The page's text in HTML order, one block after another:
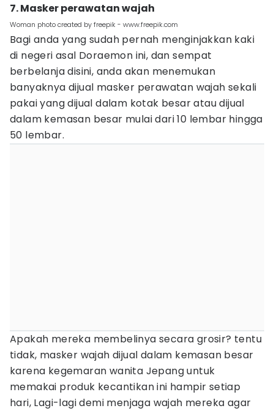
7. Masker perawatan wajah
Woman photo created by freepik - www.freepik.com
Bagi anda yang sudah pernah menginjakkan kaki
di negeri asal Doraemon ini, dan sempat
berbelanja disini, anda akan menemukan
banyaknya dijual masker perawatan wajah sekali
pakai yang dijual dalam kotak besar atau dijual
dalam kemasan besar mulai dari 10 lembar hingga
50 lembar.
Apakah mereka membelinya secara grosir? tentu
tidak, masker wajah dijual dalam kemasan besar
karena kegemaran wanita Jepang untuk
memakai produk kecantikan ini hampir setiap
hari, Lagi-lagi demi menjaga wajah mereka agar